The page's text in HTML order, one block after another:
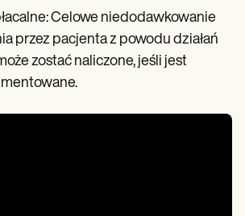
Celowe niedodawkowanie
przez pacjenta z powodu działań
zostać naliczone, jeśli jest